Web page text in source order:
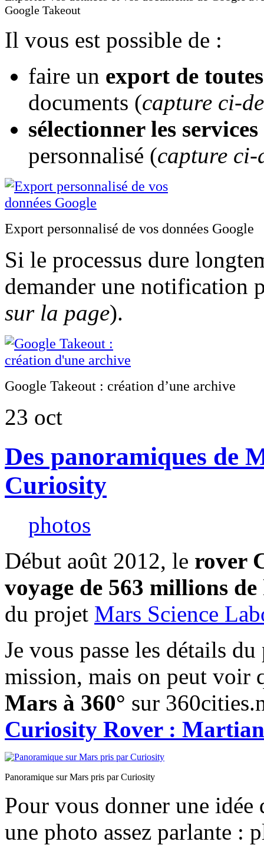
Google Takeout
Il vous est possible de :
faire un export de
documents (capture ci-
sélectionner les services
personnalisé (capture ci-
Export personnalisé de vos données Google
Si le processus dure
demander une notification
sur la page).
Google Takeout : création d’une archive
23 oct
Des panoramiques de
Curiosity
photos
Début août 2012, le rover
voyage de 563 millions
du projet Mars Science
Je vous passe les détails
mission, mais on peut voir
Mars à 360° sur
Curiosity Rover :
Panoramique sur Mars pris par Curiosity
Pour vous donner une
une photo assez parlante :